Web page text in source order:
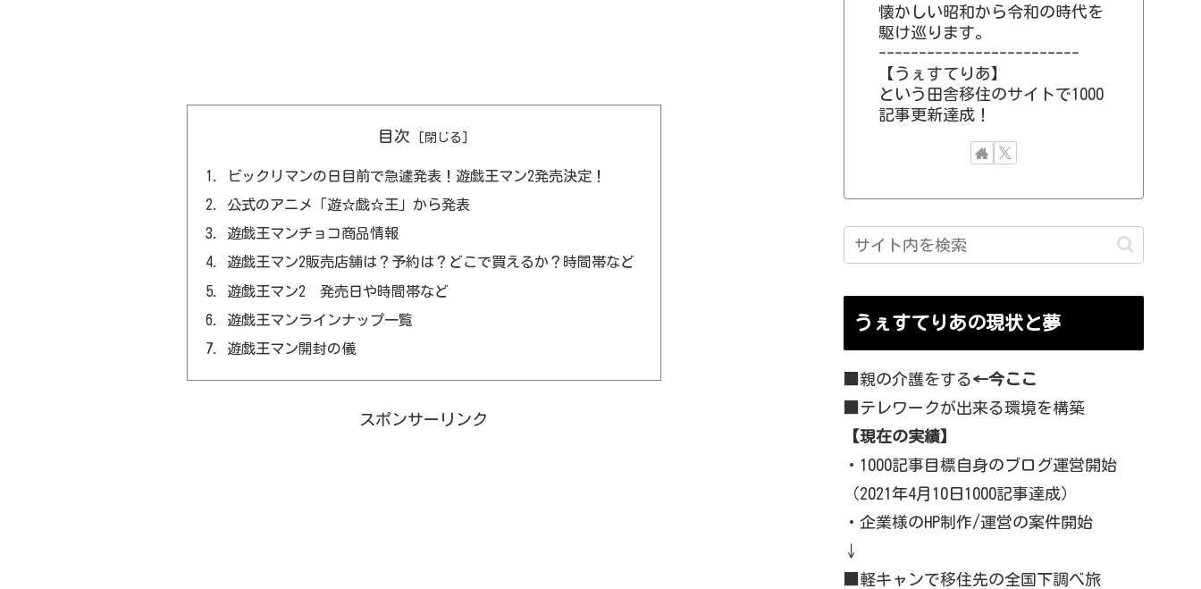
目次
ビックリマンの日目前で急遽発表！遊戯王マン2発売決定！
公式のアニメ「遊☆戯☆王」から発表
遊戯王マンチョコ商品情報
遊戯王マン2販売店舗は？予約は？どこで買えるか？時間帯など
遊戯王マン2 発売日や時間帯など
遊戯王マンラインナップ一覧
遊戯王マン開封の儀
スポンサーリンク
懐かしい昭和から令和の時代を
駆け巡ります。
-------------------------
【うぇすてりあ】
という田舎移住のサイトで1000
記事更新達成！
うぇすてりあの現状と夢
■親の介護をする←今ここ
■テレワークが出来る環境を構築
【現在の実績】
・1000記事目標自身のブログ運営開始
（2021年4月10日1000記事達成）
・企業様のHP制作/運営の案件開始
↓
■軽キャンで移住先の全国下調べ旅